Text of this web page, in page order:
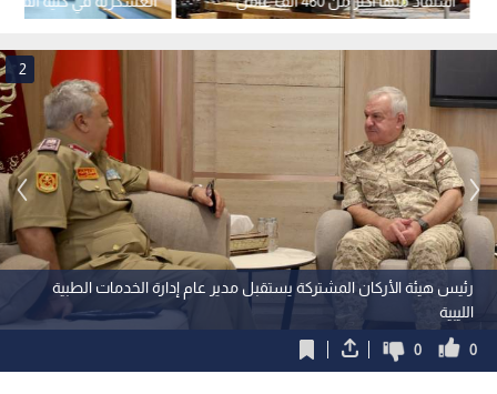
الملكية الأردنية
وعاملة
رئيس هيئة الأركان المشتركة يستقبل مدير عام إدارة الخدمات الطبية
الليبية
2
0
0